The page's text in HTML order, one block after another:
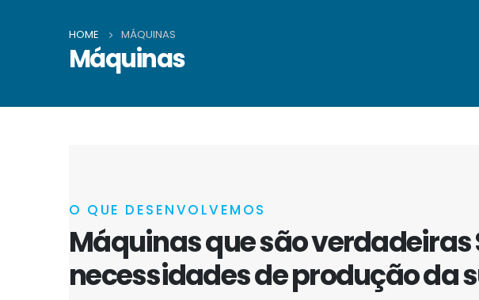
HOME MÁQUINAS
Máquinas
O QUE DESENVOLVEMOS
Máquinas que são
necessidades de produção da